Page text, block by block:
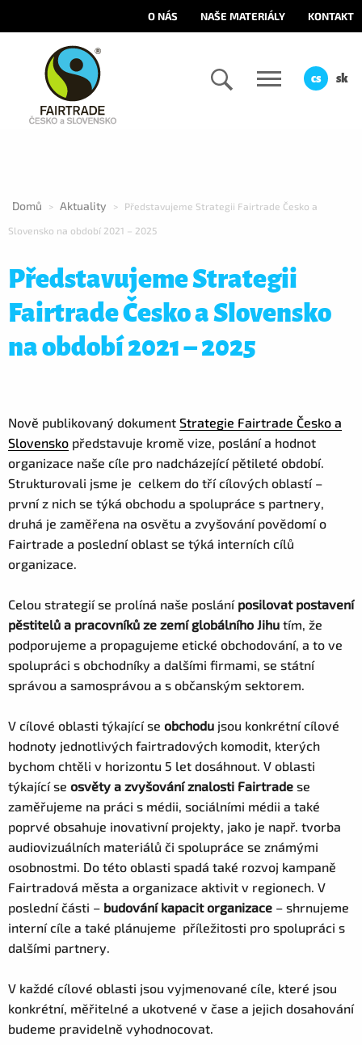
O NÁS NAŠE MATERIÁLY KONTAKT
cs sk
Domů > Aktuality > Představujeme Strategii Fairtrade Česko a
Slovensko na období 2021 – 2025
Představujeme Strategii
Fairtrade Česko a Slovensko
na období 2021 – 2025
Nově publikovaný dokument Strategie Fairtrade Česko a
Slovensko představuje kromě vize, poslání a hodnot
organizace naše cíle pro nadcházející pětileté období.
Strukturovali jsme je celkem do tří cílových oblastí –
první z nich se týká obchodu a spolupráce s partnery,
druhá je zaměřena na osvětu a zvyšování povědomí o
Fairtrade a poslední oblast se týká interních cílů
organizace.
Celou strategií se prolíná naše poslání posilovat postavení
pěstitelů a pracovníků ze zemí globálního Jihu tím, že
podporujeme a propagujeme etické obchodování, a to ve
spolupráci s obchodníky a dalšími firmami, se státní
správou a samosprávou a s občanským sektorem.
V cílové oblasti týkající se obchodu jsou konkrétní cílové
hodnoty jednotlivých fairtradových komodit, kterých
bychom chtěli v horizontu 5 let dosáhnout. V oblasti
týkající se osvěty a zvyšování znalosti Fairtrade se
zaměřujeme na práci s médii, sociálními médii a také
poprvé obsahuje inovativní projekty, jako je např. tvorba
audiovizuálních materiálů či spolupráce se známými
osobnostmi. Do této oblasti spadá také rozvoj kampaně
Fairtradová města a organizace aktivit v regionech. V
poslední části – budování kapacit organizace – shrnujeme
interní cíle a také plánujeme příležitosti pro spolupráci s
dalšími partnery.
V každé cílové oblasti jsou vyjmenované cíle, které jsou
konkrétní, měřitelné a ukotvené v čase a jejich dosahování
budeme pravidelně vyhodnocovat.